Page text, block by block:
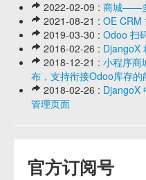
2022-02-09 : 商城——
2021-08-21 : OE CRM
2019-03-30 : Odoo 扫
2016-02-26 : DjangoX
2018-12-21 : 小程序商
布，支持衔接Odoo库存的
2018-02-26 : DjangoX
管理页面
官方订阅号